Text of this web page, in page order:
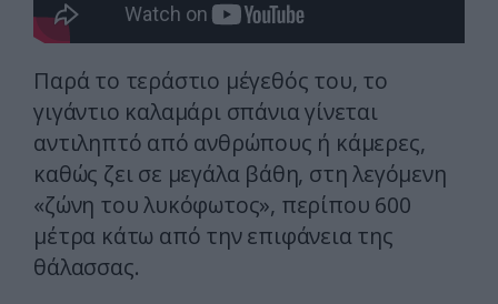
Παρά το τεράστιο μέγεθός του, το
γιγάντιο καλαμάρι σπάνια γίνεται
αντιληπτό από ανθρώπους ή κάμερες,
καθώς ζει σε μεγάλα βάθη, στη λεγόμενη
«ζώνη του λυκόφωτος», περίπου 600
μέτρα κάτω από την επιφάνεια της
θάλασσας.